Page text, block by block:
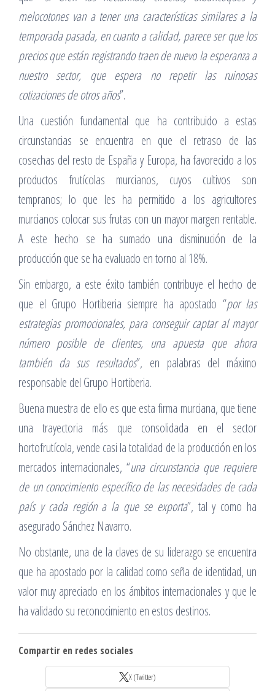
melocotones van a tener una características similares a la
temporada pasada, en cuanto a calidad, parece ser que los
precios que están registrando traen de nuevo la esperanza a
nuestro sector, que espera no repetir las ruinosas
cotizaciones de otros años”.
Una cuestión fundamental que ha contribuido a estas
circunstancias se encuentra en que el retraso de las
cosechas del resto de España y Europa, ha favorecido a los
productos frutícolas murcianos, cuyos cultivos son
tempranos; lo que les ha permitido a los agricultores
murcianos colocar sus frutas con un mayor margen rentable.
A este hecho se ha sumado una disminución de la
producción que se ha evaluado en torno al 18%.
Sin embargo, a este éxito también contribuye el hecho de
que el Grupo Hortiberia siempre ha apostado “por las
estrategias promocionales, para conseguir captar al mayor
número posible de clientes, una apuesta que ahora
también da sus resultados”, en palabras del máximo
responsable del Grupo Hortiberia.
Buena muestra de ello es que esta firma murciana, que tiene
una trayectoria más que consolidada en el sector
hortofrutícola, vende casi la totalidad de la producción en los
mercados internacionales, “una circunstancia que requiere
de un conocimiento específico de las necesidades de cada
país y cada región a la que se exporta”, tal y como ha
asegurado Sánchez Navarro.
No obstante, una de la claves de su liderazgo se encuentra
que ha apostado por la calidad como seña de identidad, un
valor muy apreciado en los ámbitos internacionales y que le
ha validado su reconocimiento en estos destinos.
Compartir en redes sociales
X (Twitter)